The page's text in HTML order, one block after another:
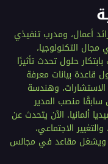
أعمال، ومدرب تنفيذي
مجال التكنولوجيا،
حلول تحدث تأثيرًا
قاعدة بيانات معرفة
وهندسة
سابقًا منصب المدير
ألمانيا. الآن يتحدث عن
الاجتماعي،
ويشغل مقاعد في مجالس